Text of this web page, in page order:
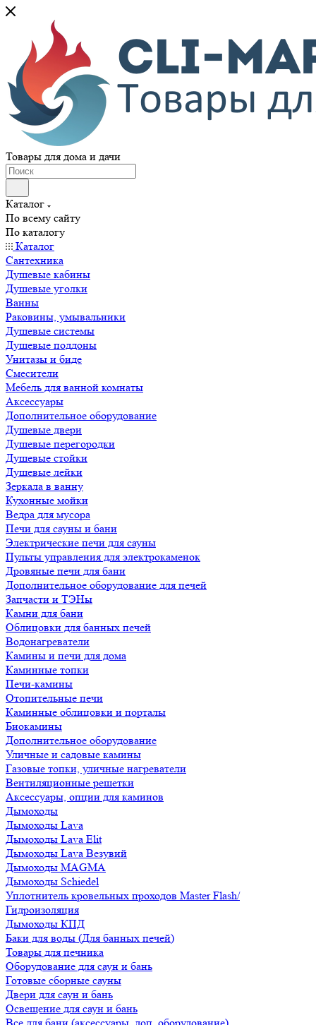
Товары для дома и дачи
Каталог
По всему сайту
По каталогу
Каталог
Сантехника
Душевые кабины
Душевые уголки
Ванны
Раковины, умывальники
Душевые системы
Душевые поддоны
Унитазы и биде
Смесители
Мебель для ванной комнаты
Аксессуары
Дополнительное оборудование
Душевые двери
Душевые перегородки
Душевые стойки
Душевые лейки
Зеркала в ванну
Кухонные мойки
Ведра для мусора
Печи для сауны и бани
Электрические печи для сауны
Пульты управления для электрокаменок
Дровяные печи для бани
Дополнительное оборудование для печей
Запчасти и ТЭНы
Камни для бани
Облицовки для банных печей
Водонагреватели
Камины и печи для дома
Каминные топки
Печи-камины
Отопительные печи
Каминные облицовки и порталы
Биокамины
Дополнительное оборудование
Уличные и садовые камины
Газовые топки, уличные нагреватели
Вентиляционные решетки
Аксессуары, опции для каминов
Дымоходы
Дымоходы Lava
Дымоходы Lava Elit
Дымоходы Lava Везувий
Дымоходы MAGMA
Дымоходы Schiedel
Уплотнитель кровельных проходов Master Flash/
Гидроизоляция
Дымоходы КПД
Баки для воды (Для банных печей)
Товары для печника
Оборудование для саун и бань
Готовые сборные сауны
Двери для саун и бань
Освещение для саун и бань